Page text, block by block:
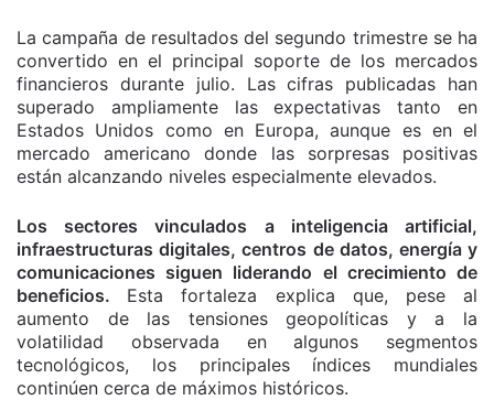
La campaña de resultados del segundo trimestre se ha
convertido en el principal soporte de los mercados
financieros durante julio. Las cifras publicadas han
superado ampliamente las expectativas tanto en
Estados Unidos como en Europa, aunque es en el
mercado americano donde las sorpresas positivas
están alcanzando niveles especialmente elevados.
Los sectores vinculados a inteligencia artificial,
infraestructuras digitales, centros de datos, energía y
comunicaciones siguen liderando el crecimiento de
beneficios. Esta fortaleza explica que, pese al
aumento de las tensiones geopolíticas y a la
volatilidad observada en algunos segmentos
tecnológicos, los principales índices mundiales
continúen cerca de máximos históricos.